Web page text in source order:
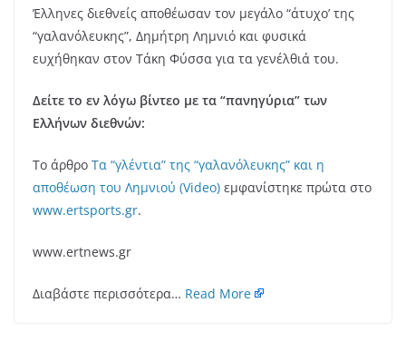
Έλληνες διεθνείς αποθέωσαν τον μεγάλο “άτυχο’ της
“γαλανόλευκης”, Δημήτρη Λημνιό και φυσικά
ευχήθηκαν στον Τάκη Φύσσα για τα γενέλθιά του.
Δείτε το εν λόγω βίντεο με τα “πανηγύρια” των
Ελλήνων διεθνών:
Το άρθρο Τα “γλέντια” της “γαλανόλευκης” και η
αποθέωση του Λημνιού (Video) εμφανίστηκε πρώτα στο
www.ertsports.gr.
www.ertnews.gr
Διαβάστε περισσότερα… Read More